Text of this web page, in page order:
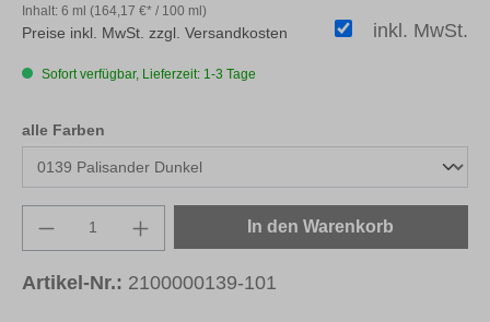
Inhalt: 6 ml (164,17 €* / 100 ml)
inkl. MwSt.
Preise inkl. MwSt. zzgl. Versandkosten
Sofort verfügbar, Lieferzeit: 1-3 Tage
alle Farben
Produkt Anzahl: Gib den gewünschten
In den Warenkorb
Artikel-Nr.: 2100000139-101